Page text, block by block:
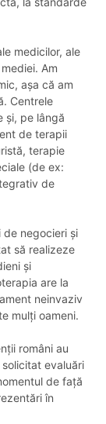
medicilor, ale
Am
așa că am
Centrele
și, pe lângă
de terapii
terapie
(de ex:
de
de negocieri și
să realizeze
și
are la
neinvaziv
mulți oameni.
români au
evaluări
de față
în